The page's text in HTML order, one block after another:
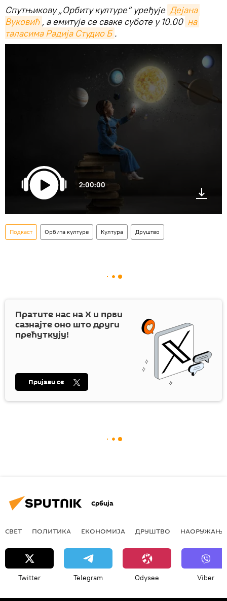
Спутњикову „Орбиту културе“ уређује Дејана
Вуковић , а емитује се сваке суботе у 10.00 на
таласима Радија Студио Б .
2:00:00
Подкаст Орбита културе Култура Друштво
Пратите нас наX и први
сазнајте оно што други
прећуткују!
Пријави се
Србија
СВЕТ ПОЛИТИКА ЕКОНОМИЈА ДРУШТВО НАОРУЖАЊЕ
Twitter Telegram Odysee Viber